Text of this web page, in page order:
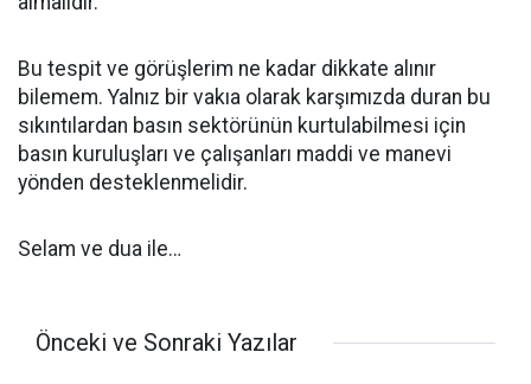
Bu tespit ve görüşlerim ne kadar dikkate alınır
bilemem. Yalnız bir vakıa olarak karşımızda duran bu
sıkıntılardan basın sektörünün kurtulabilmesi için
basın kuruluşları ve çalışanları maddi ve manevi
yönden desteklenmelidir.
Selam ve dua ile…
Önceki ve Sonraki Yazılar